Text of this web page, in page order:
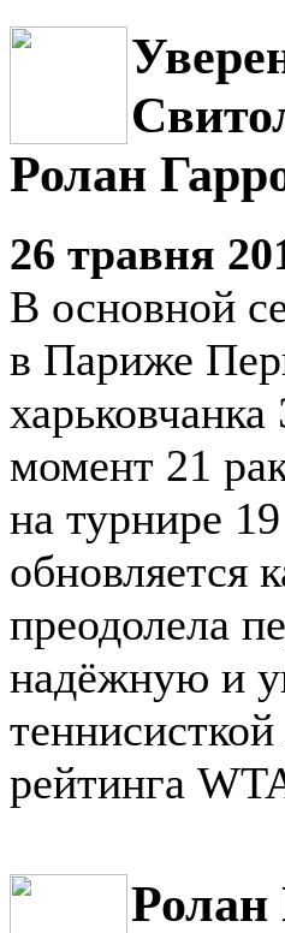
Ролан
26 травня
В основной
в Париже
момент 21
на турнире
обновляется
преодолела
надёжную и
рейтинга
Ролан